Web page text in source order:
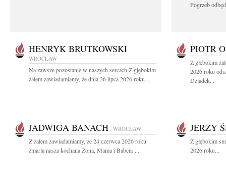
Pogrzeb
HENRYK BRUTKOWSKI
WROCŁAW
Na zawsze pozostanie w naszych sercach Z głębokim
żalem zawiadamiamy, że dnia 26 lipca 2026 roku...
PIOTR
Z głębokim
2026 roku
Dziadek...
JADWIGA BANACH WROCŁAW
Z żalem zawiadamiamy, że 24 czerwca 2026 roku
zmarła nasza kochana Żona, Mama i Babcia ...
JERZY
Z głębokim
2026 roku...